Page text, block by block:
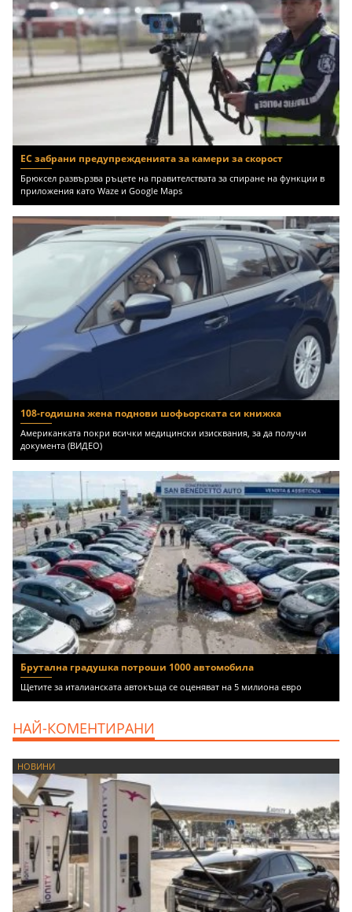
ЕС забрани предупрежденията за камери за скорост
Брюксел развързва ръцете на правителствата за спиране на функции в
приложения като Waze и Google Maps
108-годишна жена поднови шофьорската си книжка
Американката покри всички медицински изисквания, за да получи
документа (ВИДЕО)
Брутална градушка потроши 1000 автомобила
Щетите за италианската автокъща се оценяват на 5 милиона евро
НАЙ-КОМЕНТИРАНИ
НОВИНИ